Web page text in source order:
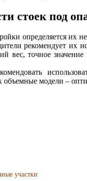
стоек под
определяется их
рекомендует
вес, точное
объемные модели –
участки